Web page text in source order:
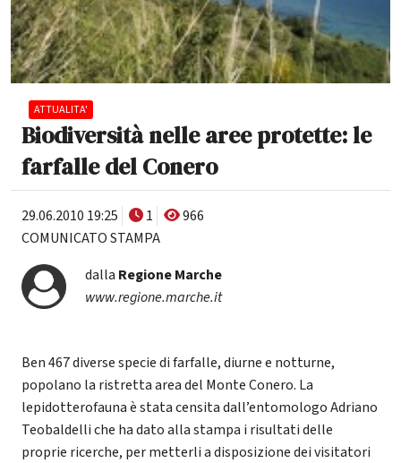
ATTUALITA'
Biodiversità nelle aree protette: le
farfalle del Conero
29.06.2010 19:25 1
966
COMUNICATO STAMPA
dalla Regione Marche
www.regione.marche.it
Ben 467 diverse specie di farfalle, diurne e notturne,
popolano la ristretta area del Monte Conero. La
lepidotterofauna è stata censita dall’entomologo Adriano
Teobaldelli che ha dato alla stampa i risultati delle
proprie ricerche, per metterli a disposizione dei visitatori